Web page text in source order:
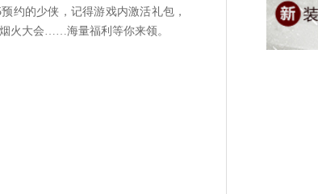
约的少侠，记得游戏内激活礼包，
火大会……海量福利等你来领。